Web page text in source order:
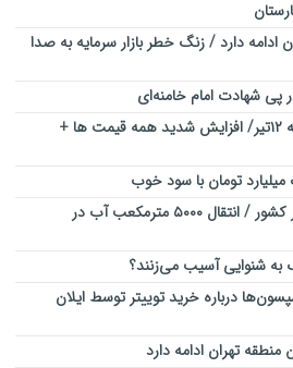
دارد / زنگ خطر بازار سرمایه به صدا
پی شهادت امام خامنه‌ای
قیمت طلا و سکه امروز جمعه ۱۲تیر/ افزایش شدید همه قیمت ها +
تومان با سود خوب
فعالیت ۱۰۱ آب شیرین کن در کشور / انتقال ۵۰۰۰ مترمکعب آب در
به شنوایی آسیب می‌زنند؟
درباره خرید توییتر توسط ایلان
تهران ادامه دارد